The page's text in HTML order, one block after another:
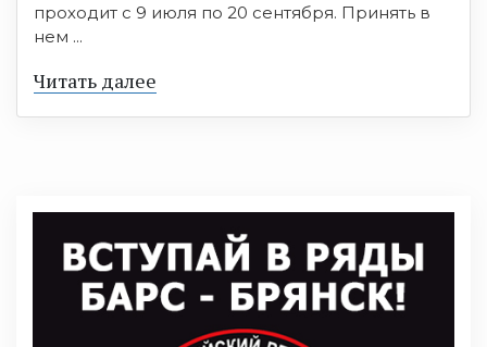
проходит с 9 июля по 20 сентября. Принять в
нем ...
Читать далее